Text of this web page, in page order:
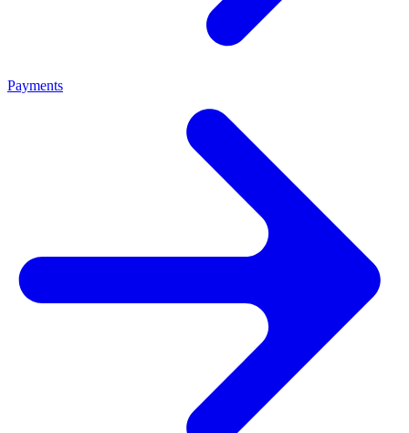
Payments